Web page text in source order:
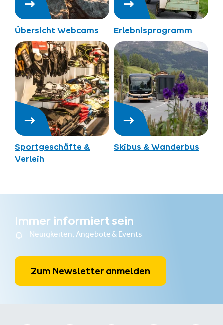
Übersicht Webcams Erlebnisprogramm
Sportgeschäfte &
Verleih
Skibus & Wanderbus
Immer informiert sein
Neuigkeiten, Angebote & Events
Zum Newsletter anmelden